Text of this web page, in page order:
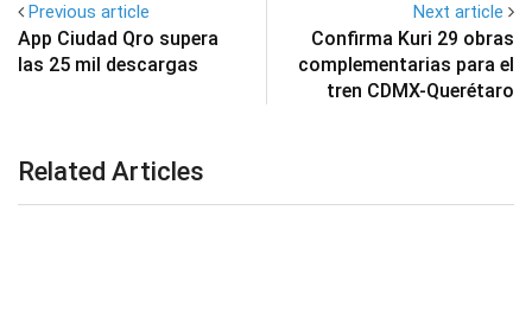
Previous article
App Ciudad Qro supera
las 25 mil descargas
Next article
Confirma Kuri 29 obras
complementarias para el
tren CDMX-Querétaro
Related Articles